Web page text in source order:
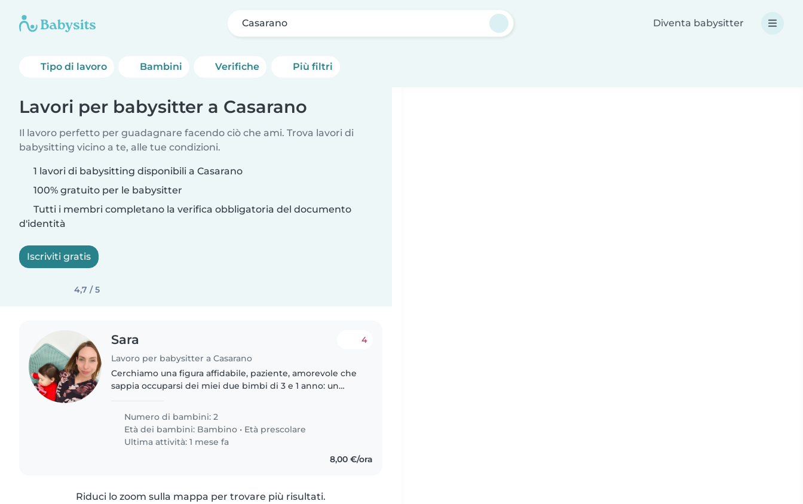
Casarano Diventa babysitter
Tipo di lavoro Bambini Verifiche Più filtri
Lavori per babysitter a Casarano
Il lavoro perfetto per guadagnare facendo ciò che ami. Trova lavori di
babysitting vicino a te, alle tue condizioni.
1 lavori di babysitting disponibili a Casarano
100% gratuito per le babysitter
Tutti i membri completano la verifica obbligatoria del documento
d'identità
Iscriviti gratis
4,7 / 5
Sara
Lavoro per babysitter a Casarano
4
Cerchiamo una figura affidabile, paziente, amorevole che
sappia occuparsi dei miei due bimbi di 3 e 1 anno: un
Cerco una persona..
Numero di bambini: 2
Età dei bambini: Bambino • Età prescolare
Ultima attività: 1 mese fa
8,00 €/ora
Riduci lo zoom sulla mappa per trovare più risultati.